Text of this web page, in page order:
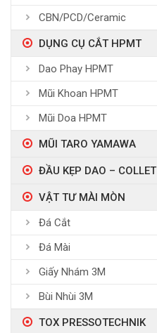
CBN/PCD/Ceramic
DỤNG CỤ CẮT HPMT
Dao Phay HPMT
Mũi Khoan HPMT
Mũi Doa HPMT
MŨI TARO YAMAWA
ĐẦU KẸP DAO – COLLET
VẬT TƯ MÀI MÒN
Đá Cắt
Đá Mài
Giấy Nhám 3M
Bùi Nhùi 3M
TOX PRESSOTECHNIK